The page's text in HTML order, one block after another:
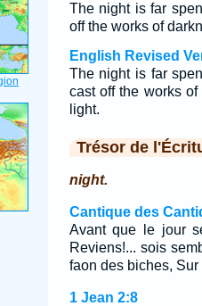
The night is far
off the works of
English Revised
The night is far
cast off the works
light.
Trésor de
night.
Cantique des
Avant que le jour
Reviens!... sois
faon des biches,
1 Jean 2:8